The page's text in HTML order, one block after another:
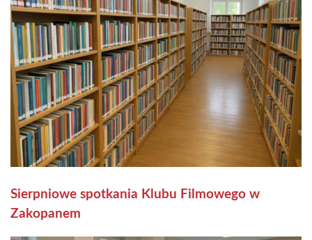
Sierpniowe spotkania Klubu Filmowego w
Zakopanem